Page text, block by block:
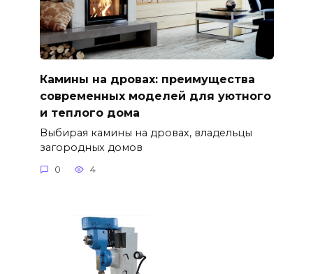
Камины на дровах: преимущества
современных моделей для уютного
и теплого дома
Выбирая камины на дровах, владельцы
загородных домов
0 4